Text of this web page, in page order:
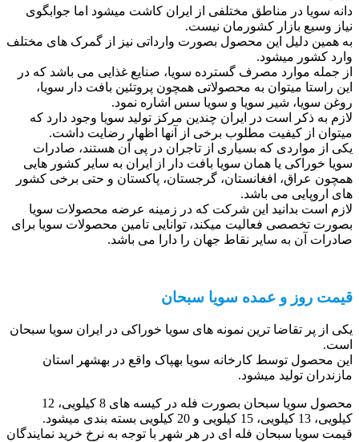
دانه سویا در مناطق مختلفی از ایران کاشت میشود اما جوابگوی
نیاز وسیع بازار کشورمان نیست.
به همین دلیل این محصول بصورت وارداتی نیز از گمرک های مختلف
وارد کشور میشود.
از جمله موارد مصرف گسترده سویا، صنایع غذایی می باشد که در
این راستا میتوان به محصولاتی همچون پروتئین بافت دار سویا،
روغن سویا، شیر سویا و سویا سس اشاره نمود.
لازم به ذکر است در ایران چندین مرکز تولید سویا وجود دارد که
میتوان از کیفیت مطلوب برخی از آنها اظهار رضایت داشت.
یکی از مواردی که بسیاری از تاجران در پی آن هستند، صادرات
سویا خوراکی یا همان سویا بافت دار از ایران به سایر کشور هایی
همچون عراق، افغانستان، گرجستان، پاکستان و حتی برخی کشور
های اروپایی می باشد.
لازم است بدانید این شرکت که در زمینه عرضه محصولات سویا
بصورت تخصصی فعالیت میکند، توانایی تامین محصولات سویا برای
صادرات آن به سایر نقاط جهان را دارا می باشد.
قیمت روز و عمده سویا سبحان
یکی از پر تقاضا ترین نمونه های سویا خوراکی در ایران سویا سبحان
است.
این محصول توسط کارخانه سویا بهپاک واقع در بهشهر استان
مازندران تولید میشود.
محصول سویا سبحان بصورت فله در کیسه های 8 کیلویی، 12
کیلویی، 13 کیلویی، 15 کیلویی و 20 کیلویی بسته بندی میشود.
قیمت سویا سبحان فله ای در هر شهر با توجه به نرخ خرید نمایندگان